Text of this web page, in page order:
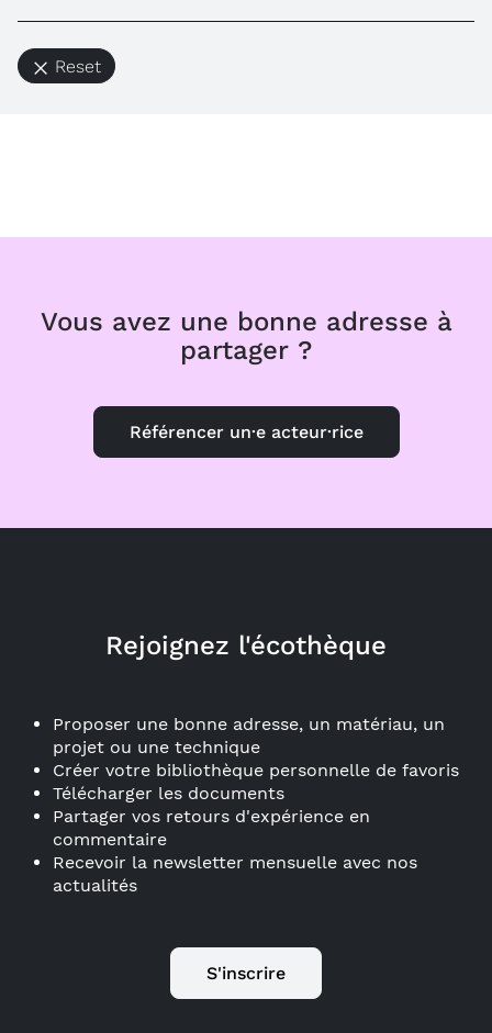
Reset
Vous avez une bonne adresse à
partager ?
Référencer un·e acteur·rice
Rejoignez l'écothèque
Proposer une bonne adresse, un matériau, un
projet ou une technique
Créer votre bibliothèque personnelle de favoris
Télécharger les documents
Partager vos retours d'expérience en
commentaire
Recevoir la newsletter mensuelle avec nos
actualités
S'inscrire